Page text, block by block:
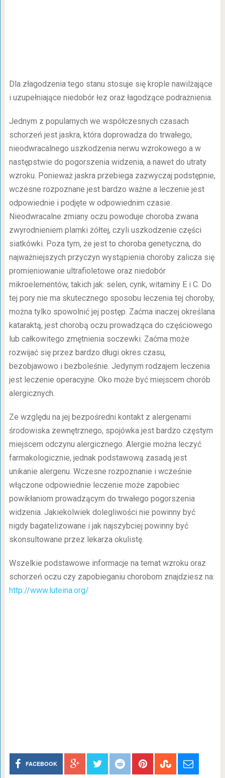
Dla złagodzenia tego stanu stosuje się krople nawilżające
i uzupełniające niedobór łez oraz łagodzące podrażnienia.
Jednym z popularnych we współczesnych czasach
schorzeń jest jaskra, która doprowadza do trwałego,
nieodwracalnego uszkodzenia nerwu wzrokowego a w
następstwie do pogorszenia widzenia, a nawet do utraty
wzroku. Ponieważ jaskra przebiega zazwyczaj podstępnie,
wczesne rozpoznane jest bardzo ważne a leczenie jest
odpowiednie i podjęte w odpowiednim czasie.
Nieodwracalne zmiany oczu powoduje choroba zwana
zwyrodnieniem plamki żółtej, czyli uszkodzenie części
siatkówki. Poza tym, że jest to choroba genetyczna, do
najważniejszych przyczyn wystąpienia choroby zalicza się
promieniowanie ultrafioletowe oraz niedobór
mikroelementów, takich jak: selen, cynk, witaminy E i C. Do
tej pory nie ma skutecznego sposobu leczenia tej choroby,
można tylko spowolnić jej postęp. Zaćma inaczej określana
kataraktą, jest chorobą oczu prowadząca do częściowego
lub całkowitego zmętnienia soczewki. Zaćma może
rozwijać się przez bardzo długi okres czasu,
bezobjawowo i bezboleśnie. Jedynym rodzajem leczenia
jest leczenie operacyjne. Oko może być miejscem chorób
alergicznych.
Ze względu na jej bezpośredni kontakt z alergenami
środowiska zewnętrznego, spojówka jest bardzo częstym
miejscem odczynu alergicznego. Alergie można leczyć
farmakologicznie, jednak podstawową zasadą jest
unikanie alergenu. Wczesne rozpoznanie i wcześnie
włączone odpowiednie leczenie może zapobiec
powikłaniom prowadzącym do trwałego pogorszenia
widzenia. Jakiekolwiek dolegliwości nie powinny być
nigdy bagatelizowane i jak najszybciej powinny być
skonsultowane przez lekarza okulistę.
Wszelkie podstawowe informacje na temat wzroku oraz
schorzeń oczu czy zapobieganiu chorobom znajdziesz na:
http://www.luteina.org/
FACEBOOK